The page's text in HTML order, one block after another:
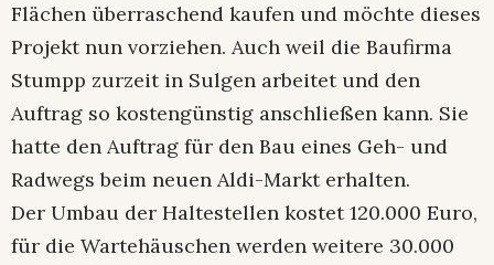
Flächen überraschend kaufen und möchte dieses
Projekt nun vorziehen. Auch weil die Baufirma
Stumpp zurzeit in Sulgen arbeitet und den
Auftrag so kostengünstig anschließen kann. Sie
hatte den Auftrag für den Bau eines Geh- und
Radwegs beim neuen Aldi-Markt erhalten.
Der Umbau der Haltestellen kostet 120.000 Euro,
für die Wartehäuschen werden weitere 30.000